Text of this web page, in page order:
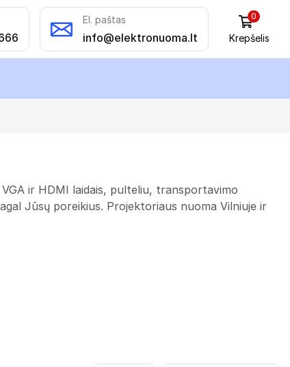
El. paštas
info@elektronuoma.lt
0
Krepšelis
ir HDMI laidais, pulteliu, transportavimo
Jūsų poreikius. Projektoriaus nuoma Vilniuje ir